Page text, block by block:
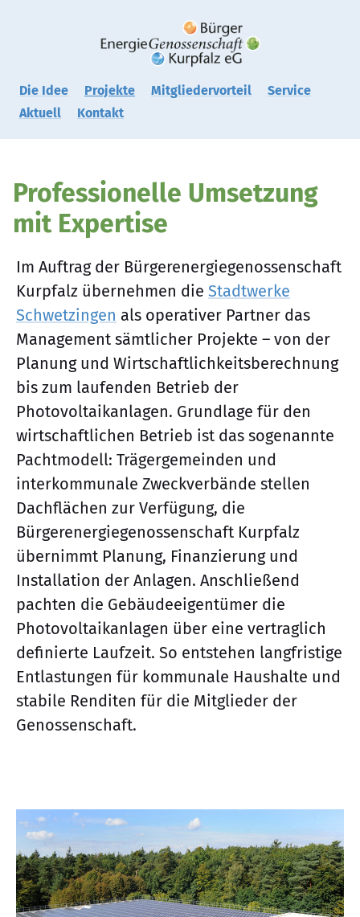
Die Idee Projekte Mitgliedervorteil
Service
Aktuell
Kontakt
Professionelle Umsetzung
mit Expertise
Im Auftrag der Bürgerenergiegenossenschaft
Kurpfalz übernehmen die Stadtwerke
Schwetzingen als operativer Partner das
Management sämtlicher Projekte – von der
Planung und Wirtschaftlichkeitsberechnung
bis zum laufenden Betrieb der
Photovoltaikanlagen. Grundlage für den
wirtschaftlichen Betrieb ist das sogenannte
Pachtmodell: Trägergemeinden und
interkommunale Zweckverbände stellen
Dachflächen zur Verfügung, die
Bürgerenergiegenossenschaft Kurpfalz
übernimmt Planung, Finanzierung und
Installation der Anlagen. Anschließend
pachten die Gebäudeeigentümer die
Photovoltaikanlagen über eine vertraglich
definierte Laufzeit. So entstehen langfristige
Entlastungen für kommunale Haushalte und
stabile Renditen für die Mitglieder der
Genossenschaft.